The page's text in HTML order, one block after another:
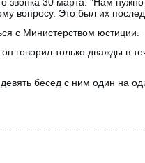
вопросу. Это был их
с Министерством юстиции.
говорил только дважды в
бесед с ним один на